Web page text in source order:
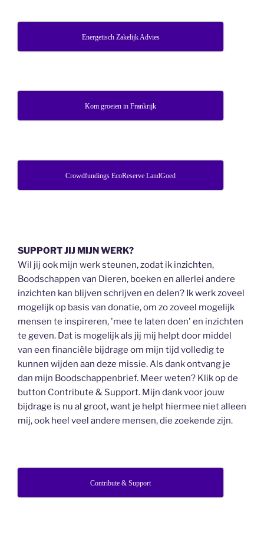
Energetisch Zakelijk Advies
Kom groeien in Frankrijk
Crowdfundings EcoReserve LandGoed
SUPPORT JIJ MIJN WERK?
Wil jij ook mijn werk steunen, zodat ik inzichten,
Boodschappen van Dieren, boeken en allerlei andere
inzichten kan blijven schrijven en delen? Ik werk zoveel
mogelijk op basis van donatie, om zo zoveel mogelijk
mensen te inspireren, 'mee te laten doen' en inzichten
te geven. Dat is mogelijk als jij mij helpt door middel
van een financiële bijdrage om mijn tijd volledig te
kunnen wijden aan deze missie. Als dank ontvang je
dan mijn Boodschappenbrief. Meer weten? Klik op de
button Contribute & Support. Mijn dank voor jouw
bijdrage is nu al groot, want je helpt hiermee niet alleen
mij, ook heel veel andere mensen, die zoekende zijn.
Contribute & Support